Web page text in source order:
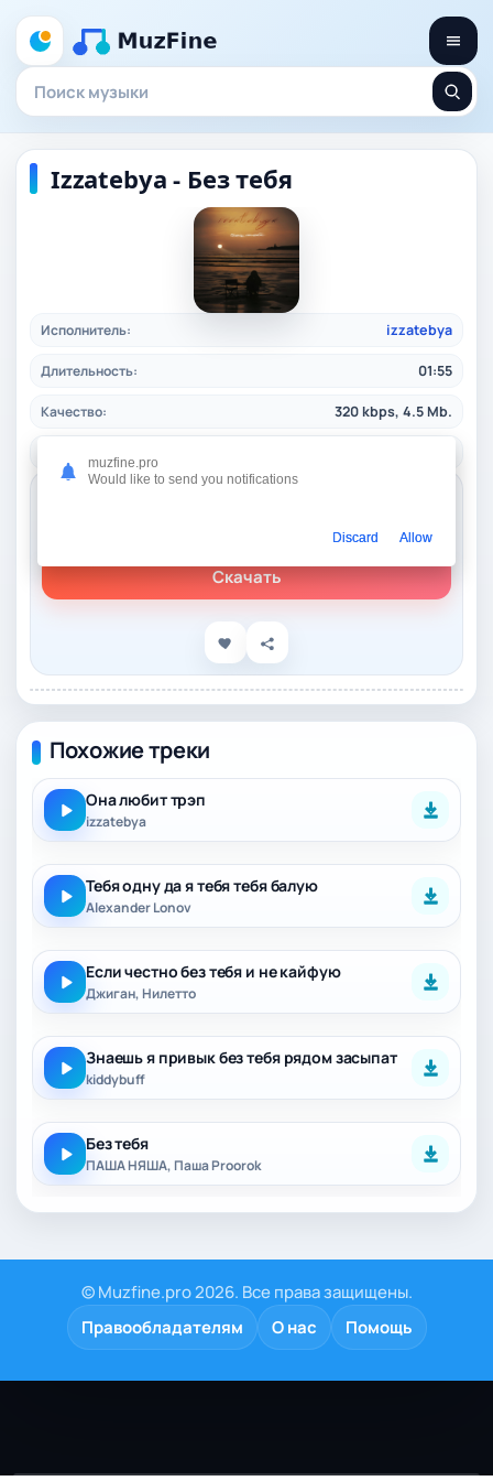
Izzatebya - Без тебя
Исполнитель: izzatebya
Длительность: 01:55
Качество: 320 kbps, 4.5 Mb.
Скачать
Похожие треки
Она любит трэп
izzatebya
Тебя одну да я тебя тебя балую
Alexander Lonov
Если честно без тебя и не кайфую
Джиган, Нилетто
Знаешь я привык без тебя рядом засыпат
kiddybuff
Без тебя
ПАША НЯША, Паша Proorok
© Muzfine.pro 2026. Все права защищены.
Правообладателям
О нас Помощь
muzfine.pro
Would like to send you notifications
Discard Allow